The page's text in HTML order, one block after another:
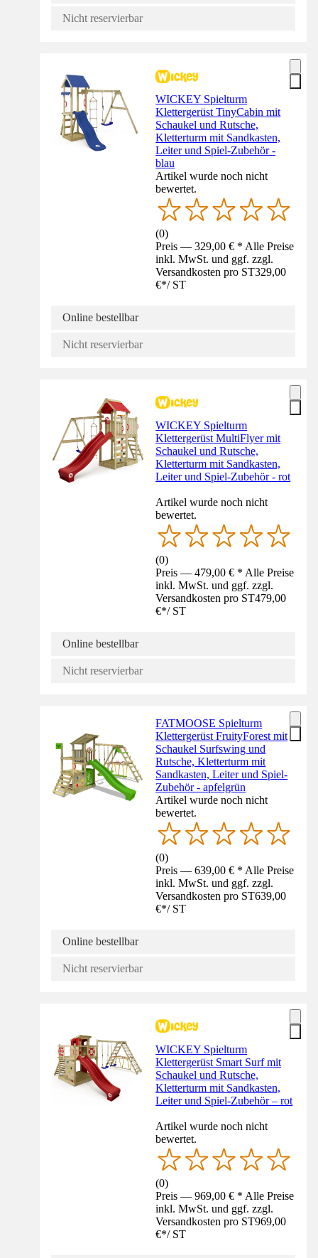
Nicht reservierbar
WICKEY Spielturm
Klettergerüst TinyCabin mit
Schaukel und Rutsche,
Kletterturm mit Sandkasten,
Leiter und Spiel-Zubehör -
blau
Artikel wurde noch nicht
bewertet.
(0)
Preis — 329,00 € * Alle Preise
inkl. MwSt. und ggf. zzgl.
Versandkosten pro ST329,00
€*/ ST
Online bestellbar
Nicht reservierbar
WICKEY Spielturm
Klettergerüst MultiFlyer mit
Schaukel und Rutsche,
Kletterturm mit Sandkasten,
Leiter und Spiel-Zubehör - rot
Artikel wurde noch nicht
bewertet.
(0)
Preis — 479,00 € * Alle Preise
inkl. MwSt. und ggf. zzgl.
Versandkosten pro ST479,00
€*/ ST
Online bestellbar
Nicht reservierbar
FATMOOSE Spielturm
Klettergerüst FruityForest mit
Schaukel Surfswing und
Rutsche, Kletterturm mit
Sandkasten, Leiter und Spiel-
Zubehör - apfelgrün
Artikel wurde noch nicht
bewertet.
(0)
Preis — 639,00 € * Alle Preise
inkl. MwSt. und ggf. zzgl.
Versandkosten pro ST639,00
€*/ ST
Online bestellbar
Nicht reservierbar
WICKEY Spielturm
Klettergerüst Smart Surf mit
Schaukel und Rutsche,
Kletterturm mit Sandkasten,
Leiter und Spiel-Zubehör – rot
Artikel wurde noch nicht
bewertet.
(0)
Preis — 969,00 € * Alle Preise
inkl. MwSt. und ggf. zzgl.
Versandkosten pro ST969,00
€*/ ST